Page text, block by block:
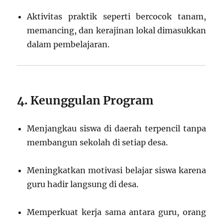
Aktivitas praktik seperti bercocok tanam,
memancing, dan kerajinan lokal dimasukkan
dalam pembelajaran.
4. Keunggulan Program
Menjangkau siswa di daerah terpencil tanpa
membangun sekolah di setiap desa.
Meningkatkan motivasi belajar siswa karena
guru hadir langsung di desa.
Memperkuat kerja sama antara guru, orang